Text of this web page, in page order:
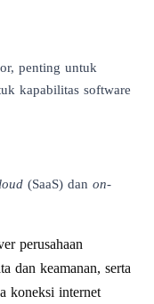
penting untuk
kapabilitas software
(SaaS) dan on-
perusahaan
dan keamanan, serta
koneksi internet